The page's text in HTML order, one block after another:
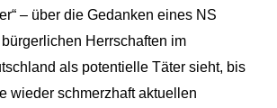
– über die Gedanken eines NS
Herrschaften im
als potentielle Täter sieht, bis
wieder schmerzhaft aktuellen